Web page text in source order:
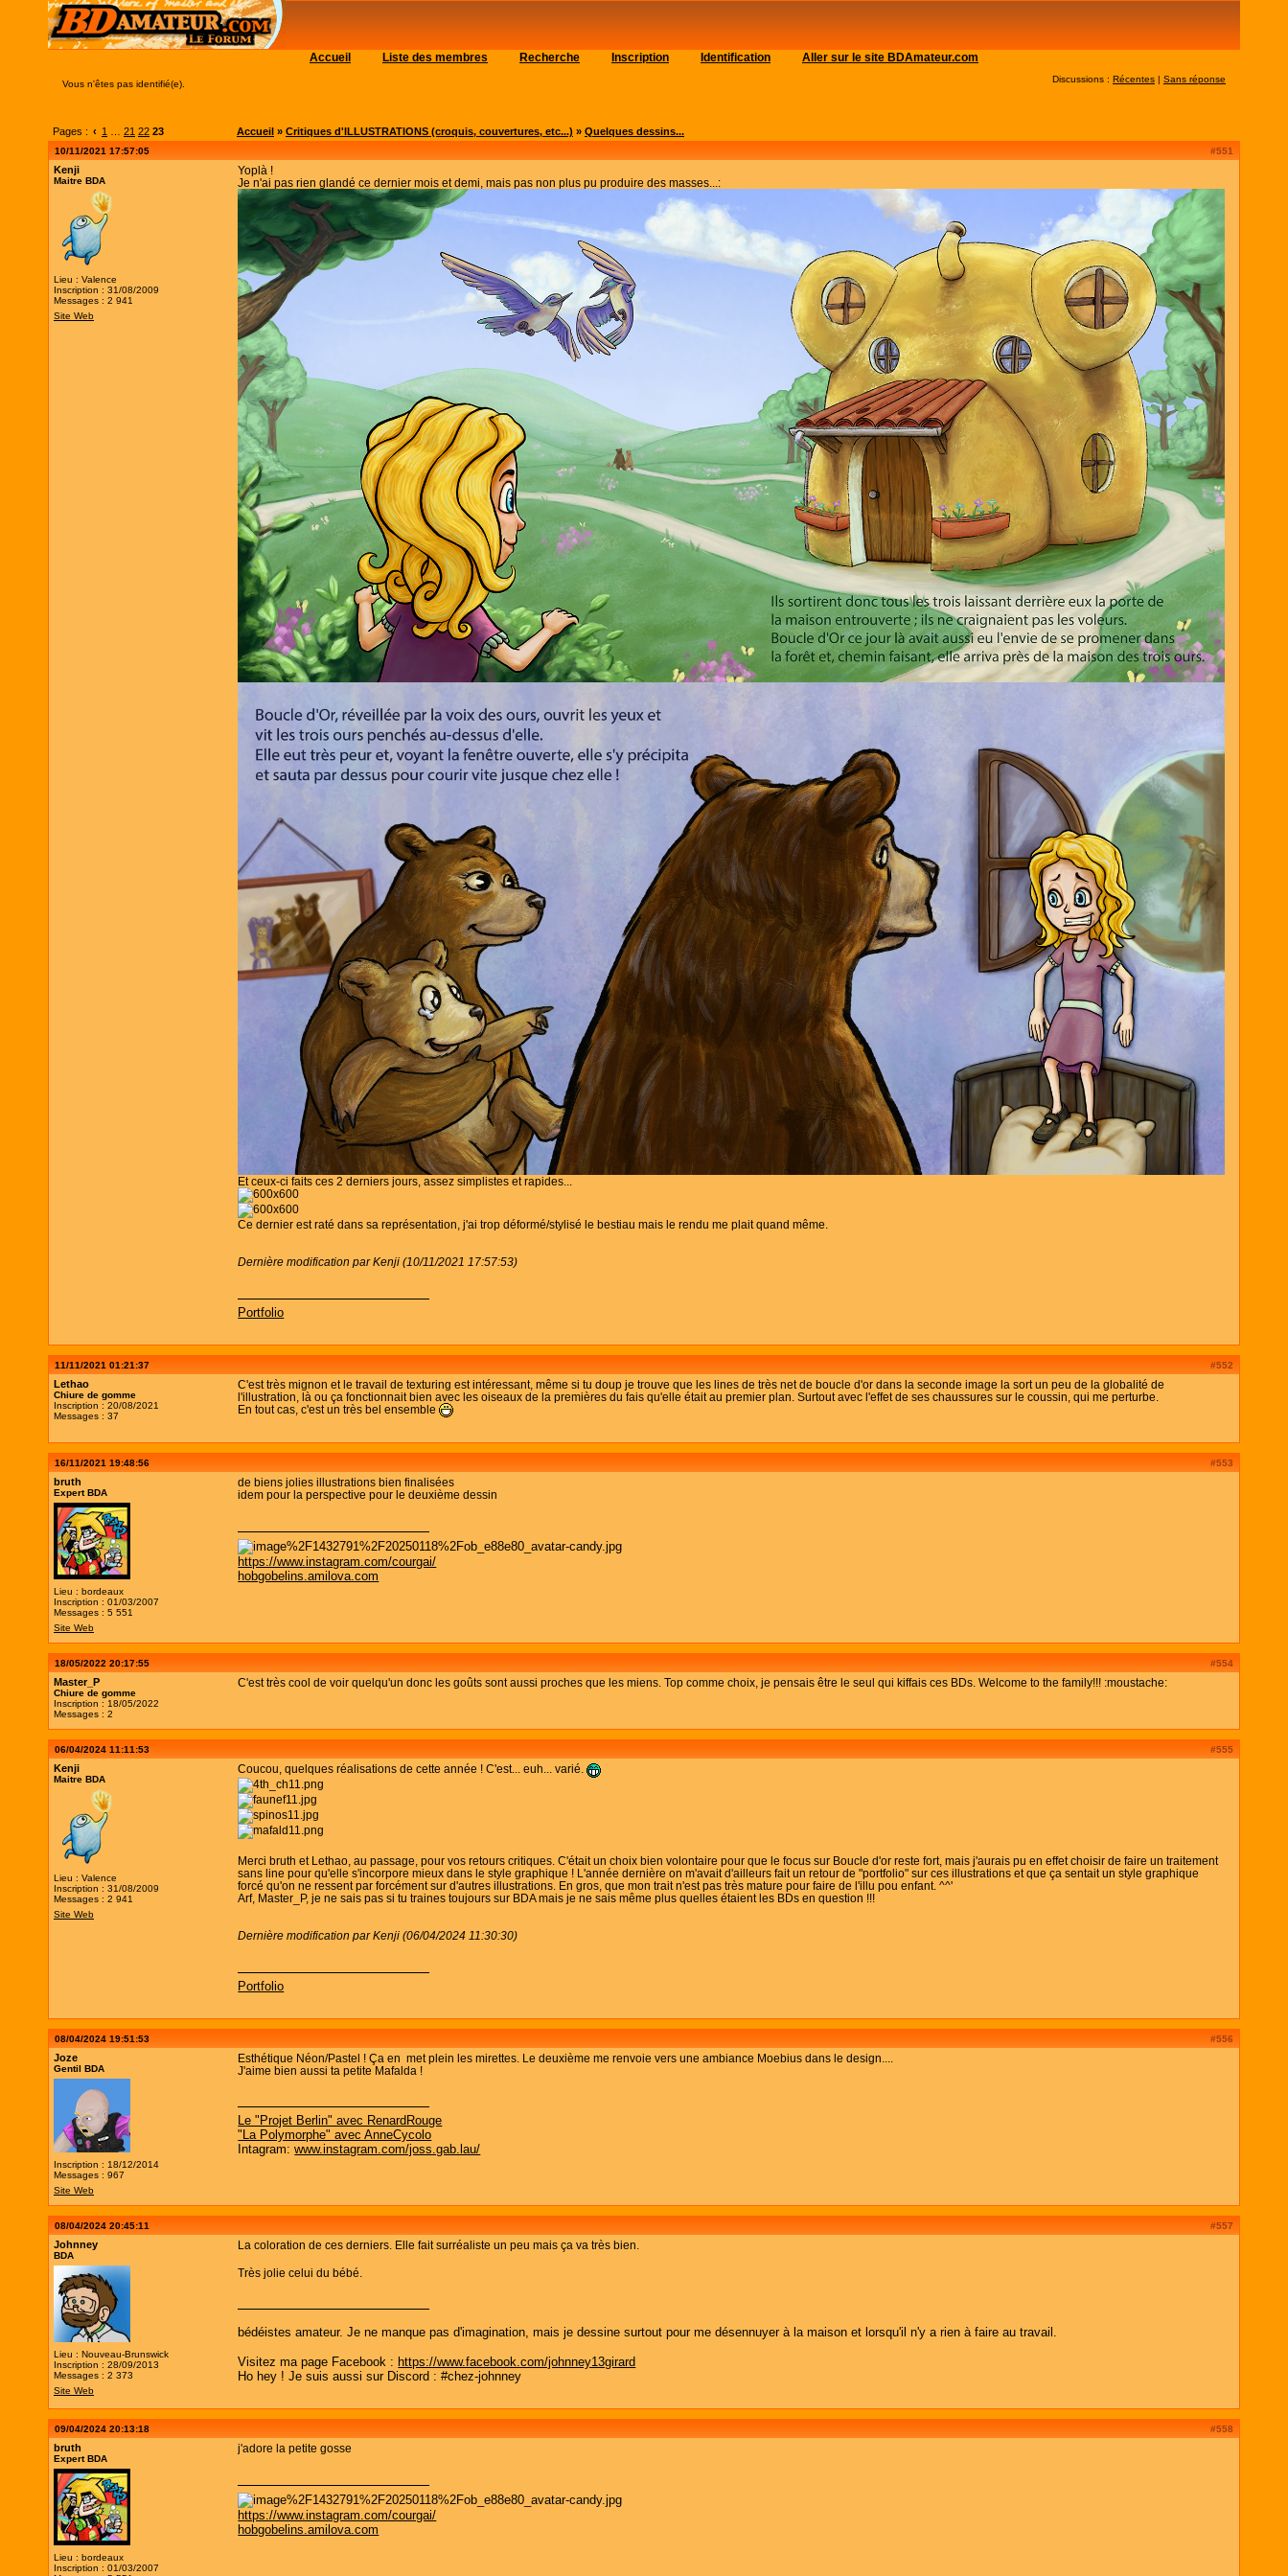
Accueil Liste des membres Recherche Inscription Identification Aller sur le site BDAmateur.com
Vous n'êtes pas identifié(e). Discussions : Récentes | Sans réponse
Pages : ‹ 1 21 22 23 Accueil » Critiques d'ILLUSTRATIONS (croquis, couvertures, etc...) » Quelques dessins...
#551
10/11/2021 17:57:05
Kenji
Maitre BDA
Lieu : Valence
Inscription : 31/08/2009
Messages : 2 941
Site Web
Yoplà !
Je n'ai pas rien glandé ce dernier mois et demi, mais pas non plus pu produire des masses...:
Et ceux-ci faits ces 2 derniers jours, assez simplistes et rapides...
Ce dernier est raté dans sa représentation, j'ai trop déformé/stylisé le bestiau mais le rendu me plait quand même.
Dernière modification par Kenji (10/11/2021 17:57:53)
Portfolio
#552
11/11/2021 01:21:37
Lethao
Chiure de gomme
Inscription : 20/08/2021
Messages : 37
C'est très mignon et le travail de texturing est intéressant, même si tu doup je trouve que les lines de très net de boucle d'or dans la seconde image la sort un peu de la globalité de
l'illustration, là ou ça fonctionnait bien avec les oiseaux de la premières du fais qu'elle était au premier plan. Surtout avec l'effet de ses chaussures sur le coussin, qui me perturbe.
En tout cas, c'est un très bel ensemble
#553
16/11/2021 19:48:56
bruth
Expert BDA
Lieu : bordeaux
Inscription : 01/03/2007
Messages : 5 551
Site Web
de biens jolies illustrations bien finalisées
idem pour la perspective pour le deuxième dessin
https://www.instagram.com/courgai/
hobgobelins.amilova.com
#554
18/05/2022 20:17:55
Master_P
Chiure de gomme
Inscription : 18/05/2022
Messages : 2
C'est très cool de voir quelqu'un donc les goûts sont aussi proches que les miens. Top comme choix, je pensais être le seul qui kiffais ces BDs. Welcome to the family!!! :moustache:
#555
06/04/2024 11:11:53
Kenji
Maitre BDA
Lieu : Valence
Inscription : 31/08/2009
Messages : 2 941
Site Web
Coucou, quelques réalisations de cette année ! C'est... euh... varié.
Merci bruth et Lethao, au passage, pour vos retours critiques. C'était un choix bien volontaire pour que le focus sur Boucle d'or reste fort, mais j'aurais pu en effet choisir de faire un traitement
sans line pour qu'elle s'incorpore mieux dans le style graphique ! L'année dernière on m'avait d'ailleurs fait un retour de "portfolio" sur ces illustrations et que ça sentait un style graphique
forcé qu'on ne ressent par forcément sur d'autres illustrations. En gros, que mon trait n'est pas très mature pour faire de l'illu pou enfant. ^^'
Arf, Master_P, je ne sais pas si tu traines toujours sur BDA mais je ne sais même plus quelles étaient les BDs en question !!!
Dernière modification par Kenji (06/04/2024 11:30:30)
Portfolio
#556
08/04/2024 19:51:53
Joze
Gentil BDA
Inscription : 18/12/2014
Messages : 967
Site Web
Esthétique Néon/Pastel ! Ça en met plein les mirettes. Le deuxième me renvoie vers une ambiance Moebius dans le design....
J'aime bien aussi ta petite Mafalda !
Le "Projet Berlin" avec RenardRouge
"La Polymorphe" avec AnneCycolo
Intagram:www.instagram.com/joss.gab.lau/
#557
08/04/2024 20:45:11
Johnney
BDA
Lieu : Nouveau-Brunswick
Inscription : 28/09/2013
Messages : 2 373
Site Web
La coloration de ces derniers. Elle fait surréaliste un peu mais ça va très bien.
Très jolie celui du bébé.
bédéistes amateur. Je ne manque pas d'imagination, mais je dessine surtout pour me désennuyer à la maison et lorsqu'il n'y a rien à faire au travail.
Visitez ma page Facebook : https://www.facebook.com/johnney13girard
Ho hey ! Je suis aussi sur Discord : #chez-johnney
#558
09/04/2024 20:13:18
bruth
Expert BDA
Lieu : bordeaux
Inscription : 01/03/2007
j'adore la petite gosse
https://www.instagram.com/courgai/
hobgobelins.amilova.com